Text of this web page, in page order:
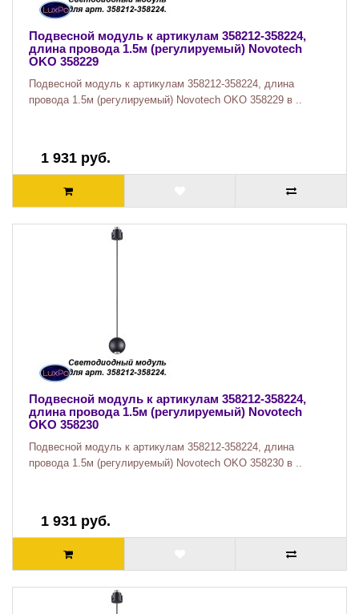
Подвесной модуль к артикулам 358212-358224,
длина провода 1.5м (регулируемый) Novotech
OKO 358229
Подвесной модуль к артикулам 358212-358224, длина
провода 1.5м (регулируемый) Novotech OKO 358229 в ..
1 931 руб.
Подвесной модуль к артикулам 358212-358224,
длина провода 1.5м (регулируемый) Novotech
OKO 358230
Подвесной модуль к артикулам 358212-358224, длина
провода 1.5м (регулируемый) Novotech OKO 358230 в ..
1 931 руб.